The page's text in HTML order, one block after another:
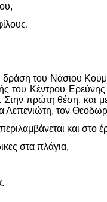
δράση του Νάσιου
του Κέντρου
Στην πρώτη θέση,
τον
και
στα πλάγια,